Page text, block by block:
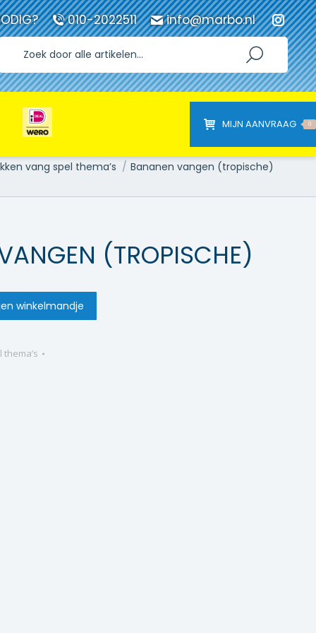
010-2022511 info@marbo.nl
page
opens
in
new
MIJN AANVRAAG 0
vang spel thema’s Bananen vangen (tropische)
(TROPISCHE)
winkelmandje